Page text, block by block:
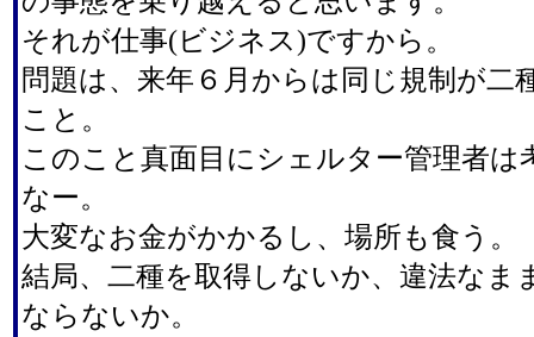
それが仕事(ビジネス)ですから。
問題は、来年６月からは同じ規制が二
こと。
このこと真面目にシェルター管理者は
なー。
大変なお金がかかるし、場所も食う。
結局、二種を取得しないか、違法なま
ならないか。